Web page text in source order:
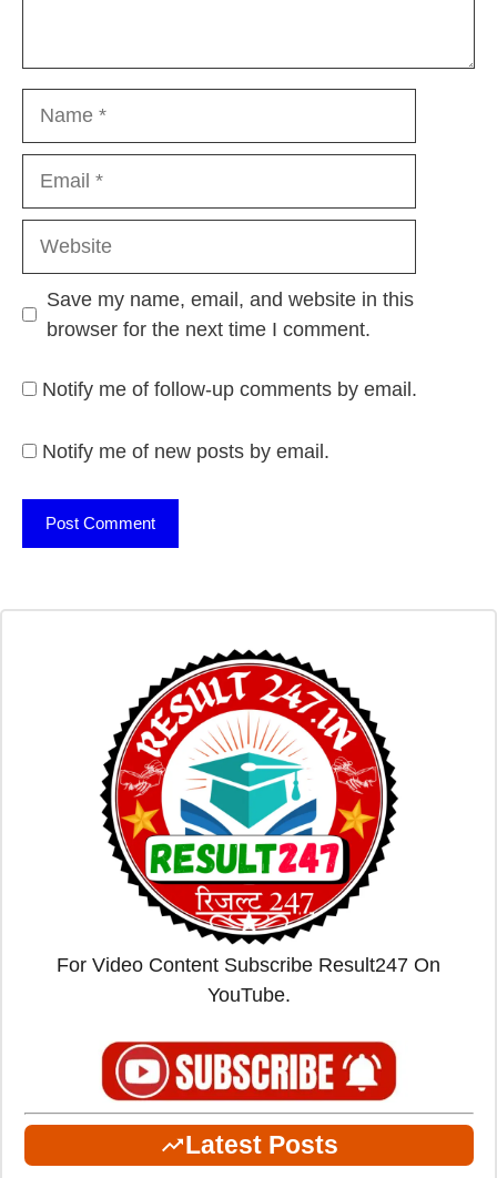
Save my name, email, and website in this
browser for the next time I comment.
Notify me of follow-up comments by email.
Notify me of new posts by email.
For Video Content Subscribe Result247 On
YouTube.
Latest Posts